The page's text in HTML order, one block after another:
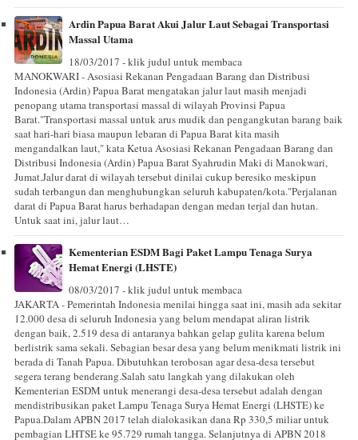
Ardin Papua Barat Akui Jalur Laut Sebagai Transportasi
Massal Utama
18/03/2017 - klik judul untuk membaca
MANOKWARI - Asosiasi Rekanan Pengadaan Barang dan Distribusi
Indonesia (Ardin) Papua Barat mengatakan jalur laut masih menjadi
penopang utama transportasi massal di wilayah Provinsi Papua
Barat."Transportasi massal untuk arus mudik dan pengangkutan barang baik
saat hari-hari biasa maupun lebaran di Papua Barat kita masih
mengandalkan laut," kata Ketua Asosiasi Rekanan Pengadaan Barang dan
Distribusi Indonesia (Ardin) Papua Barat Syahrudin Maki di Manokwari,
Jumat.Jalur darat di wilayah tersebut dinilai cukup beresiko meskipun
sudah terbangun dan menghubungkan seluruh kabupaten/kota."Perjalanan
darat di Papua Barat harus berhadapan dengan medan terjal dan hutan.
Untuk saat ini, jalur laut…
Kementerian ESDM Bagi Paket Lampu Tenaga Surya
Hemat Energi (LHSTE)
08/03/2017 - klik judul untuk membaca
JAKARTA - Pemerintah Indonesia menilai hingga saat ini, masih ada sekitar
12.000 desa di seluruh Indonesia yang belum mendapat aliran listrik
dengan baik, 2.519 desa di antaranya bahkan gelap gulita karena belum
berlistrik sama sekali. Sebagian besar desa yang belum menikmati listrik ini
berada di Tanah Papua. Dibutuhkan terobosan agar desa-desa tersebut
segera terang benderang.Salah satu langkah yang dilakukan oleh
Kementerian ESDM untuk menerangi desa-desa tersebut adalah dengan
mendistribusikan paket Lampu Tenaga Surya Hemat Energi (LHSTE) ke
Papua.Dalam APBN 2017 telah dialokasikan dana Rp 330,5 miliar untuk
pembagian LHTSE ke 95.729 rumah tangga. Selanjutnya di APBN 2018